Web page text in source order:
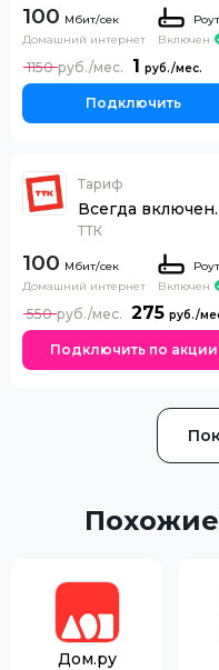
100
Домашний интернет
Включен
1
1150
Подключить
Тариф
Всегда
ТТК
100
Домашний интернет
Включен
275
550
Подключить по акции
Дом.ру